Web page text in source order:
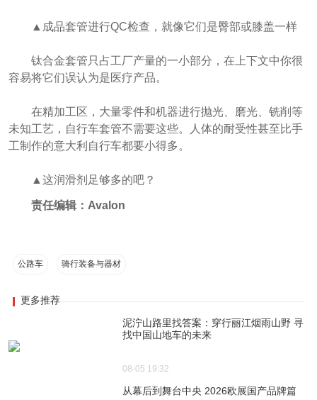
▲成品套管进行QC检查，就像它们是臀部或膝盖一样
钛合金套管只占工厂产量的一小部分，在上下文中你很
容易将它们误认为是医疗产品。
在精加工区，大量零件和机器进行抛光、磨光、铣削等
未知工艺，自行车套管不需要这些。人体的耐受性甚至比手
工制作的意大利自行车都要小得多。
▲这润滑剂足够多的吧？
责任编辑：Avalon
公路车 骑行装备与器材
更多推荐
泥泞山路里找答案：穿行丽江烟雨山野 寻
找中国山地车的未来
08-05 19:32
从幕后到舞台中央 2026欧展国产品牌篇